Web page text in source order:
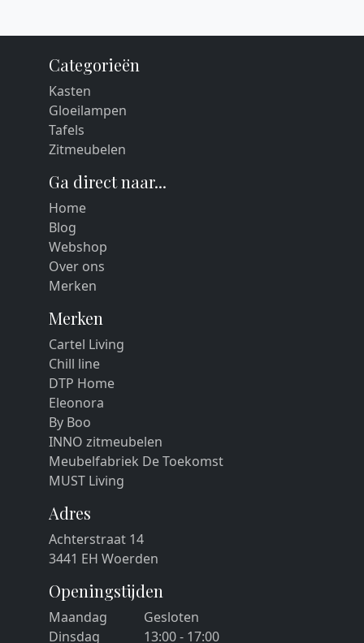
Categorieën
Kasten
Gloeilampen
Tafels
Zitmeubelen
Ga direct naar...
Home
Blog
Webshop
Over ons
Merken
Merken
Cartel Living
Chill line
DTP Home
Eleonora
By Boo
INNO zitmeubelen
Meubelfabriek De Toekomst
MUST Living
Adres
Achterstraat 14
3441 EH Woerden
Openingstijden
Maandag
Gesloten
Dinsdag
13:00 - 17:00